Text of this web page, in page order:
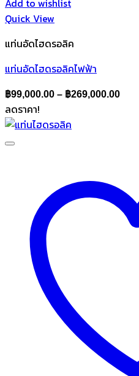
Add to wishlist
Quick View
แท่นอัดไฮดรอลิค
แท่นอัดไฮดรอลิคไฟฟ้า
฿99,000.00 – ฿269,000.00Price
ลดราคา!